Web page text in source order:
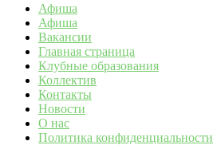
Афиша
Афиша
Вакансии
Главная страница
Клубные образования
Коллектив
Контакты
Новости
О нас
Политика конфиденциальности